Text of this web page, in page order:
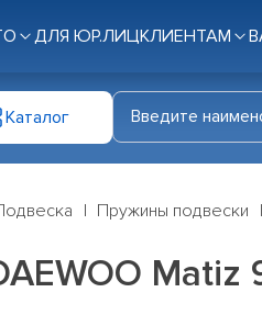
ДЛЯ ЮР.ЛИЦКЛИЕНТАМ
Каталог
Пружины подвески
Matiz